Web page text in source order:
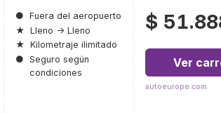
● Fuera del aeropuerto
★ Lleno → Lleno
★ Kilometraje ilimitado
● Seguro según
condiciones
$
Ver
autoeurope.com